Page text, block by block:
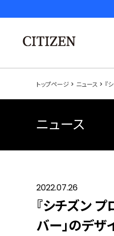
トップページ ニュース 『
ニュース
2022.07.26
『シチズン
バー」のデ